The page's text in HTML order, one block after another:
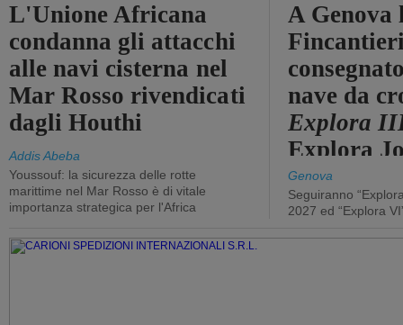
L'Unione Africana
condanna gli attacchi
alle navi cisterna nel
Mar Rosso rivendicati
dagli Houthi
Addis Abeba
Youssouf: la sicurezza delle rotte
marittime nel Mar Rosso è di vitale
importanza strategica per l'Africa
A Genova
nave da
Explora
Explora
Genova
Seguiranno
2027 ed “Explora